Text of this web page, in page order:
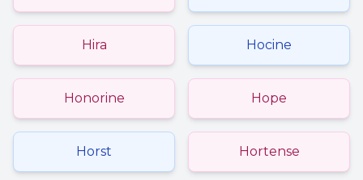
Hira Hocine
Honorine Hope
Horst Hortense